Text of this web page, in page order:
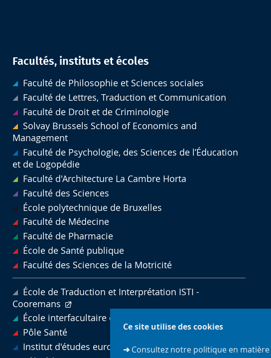
Ce site utilise des cookies
➜ Consultez notre politique en
Facultés, instituts et écoles
Faculté de Philosophie et Sciences sociales
Faculté de Lettres, Traduction et Communication
Faculté de Droit et de Criminologie
Solvay Brussels School of Economics and
Management
Faculté de Psychologie, des Sciences de l’Éducation
et de Logopédie
Faculté d'Architecture La Cambre Horta
Faculté des Sciences
École polytechnique de Bruxelles
Faculté de Médecine
Faculté de Pharmacie
École de Santé publique
Faculté des Sciences de la Motricité
École de Traduction et Interprétation ISTI -
Cooremans
École interfacultaire de bioingénieurs
Pôle Santé
Institut d'études européennes